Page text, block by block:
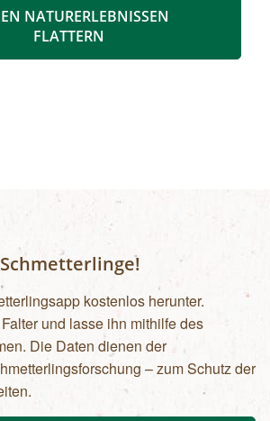
310,00 (inklusive Helme und
vor dem
NATURERLEBNISSEN
FLATTERN
kostenlos herunter.
und lasse ihn mithilfe des
Die Daten dienen der
– zum Schutz der